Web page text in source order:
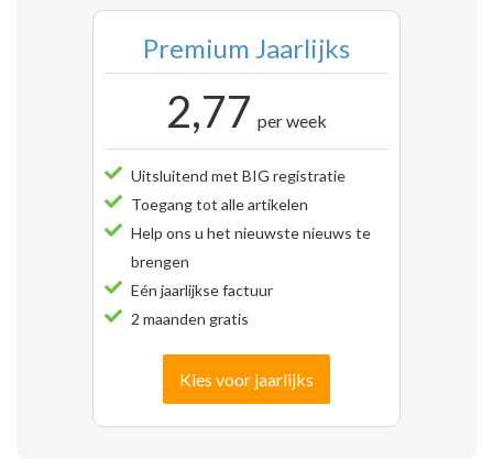
Premium Jaarlijks
2,77 per week
Uitsluitend met BIG registratie
Toegang tot alle artikelen
Help ons u het nieuwste nieuws te
brengen
Eén jaarlijkse factuur
2 maanden gratis
Kies voor jaarlijks